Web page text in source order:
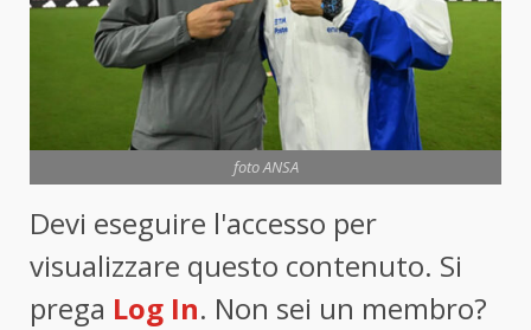
foto ANSA
Devi eseguire l'accesso per
visualizzare questo contenuto. Si
prega Log In. Non sei un membro?